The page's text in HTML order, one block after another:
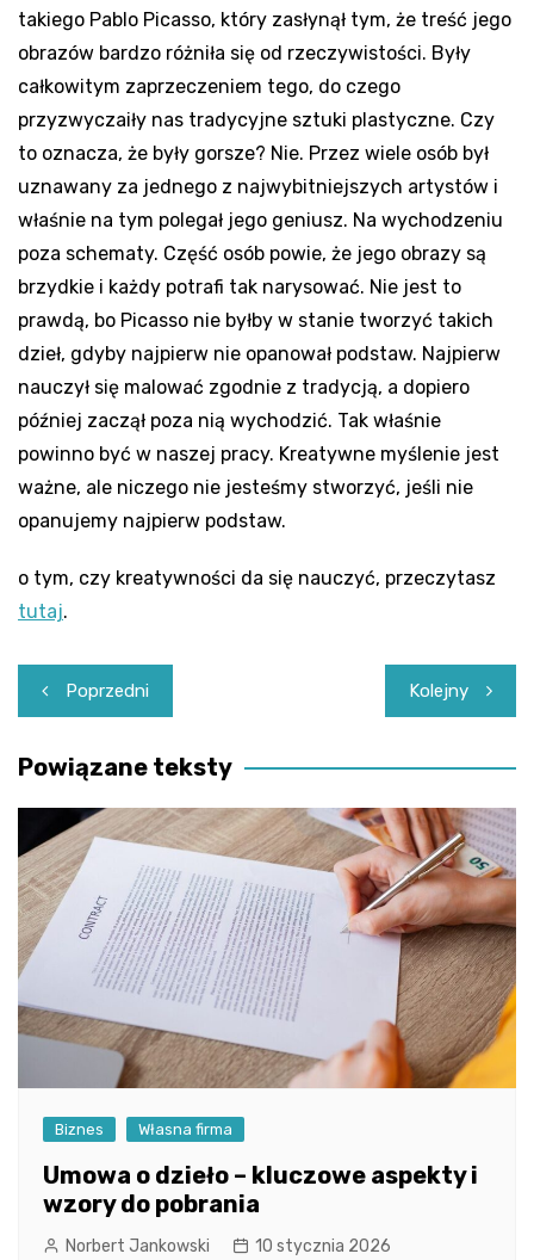
takiego Pablo Picasso, który zasłynął tym, że treść jego
obrazów bardzo różniła się od rzeczywistości. Były
całkowitym zaprzeczeniem tego, do czego
przyzwyczaiły nas tradycyjne sztuki plastyczne. Czy
to oznacza, że były gorsze? Nie. Przez wiele osób był
uznawany za jednego z najwybitniejszych artystów i
właśnie na tym polegał jego geniusz. Na wychodzeniu
poza schematy. Część osób powie, że jego obrazy są
brzydkie i każdy potrafi tak narysować. Nie jest to
prawdą, bo Picasso nie byłby w stanie tworzyć takich
dzieł, gdyby najpierw nie opanował podstaw. Najpierw
nauczył się malować zgodnie z tradycją, a dopiero
później zaczął poza nią wychodzić. Tak właśnie
powinno być w naszej pracy. Kreatywne myślenie jest
ważne, ale niczego nie jesteśmy stworzyć, jeśli nie
opanujemy najpierw podstaw.
o tym, czy kreatywności da się nauczyć, przeczytasz
tutaj.
Nawigacja
wpisu
Poprzedni Kolejny
Powiązane teksty
Biznes Własna firma
Umowa o dzieło – kluczowe aspekty i
wzory do pobrania
Norbert Jankowski 10 stycznia 2026